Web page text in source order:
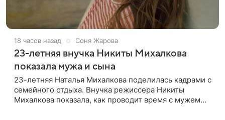
18 часов назад Соня Жарова
23-летняя внучка Никиты Михалкова
показала мужа и сына
23-летняя Наталья Михалкова поделилась кадрами с
семейного отдыха. Внучка режиссера Никиты
Михалкова показала, как проводит время с мужем